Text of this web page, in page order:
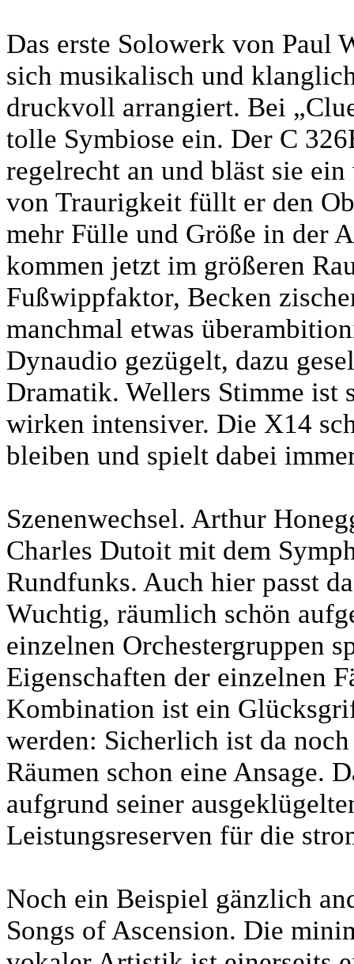
Das erste Solowerk von Paul
sich musikalisch und
druckvoll arrangiert. Bei
tolle Symbiose ein. Der C
regelrecht an und bläst sie
von Traurigkeit füllt er den
mehr Fülle und Größe in der
kommen jetzt im größeren
Fußwippfaktor, Becken
manchmal etwas
Dynaudio gezügelt, dazu
Dramatik. Wellers Stimme ist
wirken intensiver. Die X14
bleiben und spielt dabei
Szenenwechsel. Arthur
Charles Dutoit mit dem
Rundfunks. Auch hier passt
Wuchtig, räumlich schön
einzelnen Orchestergruppen
Eigenschaften der einzelnen
Kombination ist ein
werden: Sicherlich ist da
Räumen schon eine Ansage.
aufgrund seiner
Leistungsreserven für die
Noch ein Beispiel gänzlich
Songs of Ascension. Die